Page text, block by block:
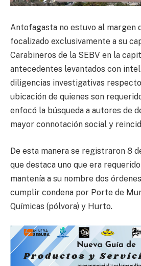
Antofagasta no estuvo al margen
focalizado exclusivamente a su
Carabineros de la SEBV en la
antecedentes levantados con
diligencias investigativas
ubicación de quienes son
enfocó la búsqueda a autores de
mayor connotación social y
De esta manera se registraron 8
que destaca uno que era
mantenía a su nombre dos
cumplir condena por Porte de
Químicas (pólvora) y Hurto.